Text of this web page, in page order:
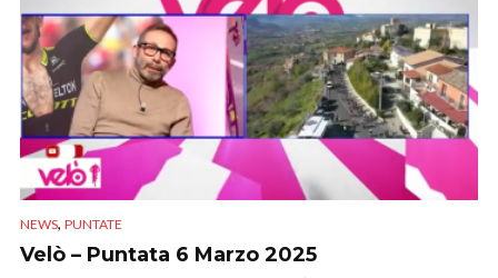
NEWS, PUNTATE
Velò – Puntata 6 Marzo 2025